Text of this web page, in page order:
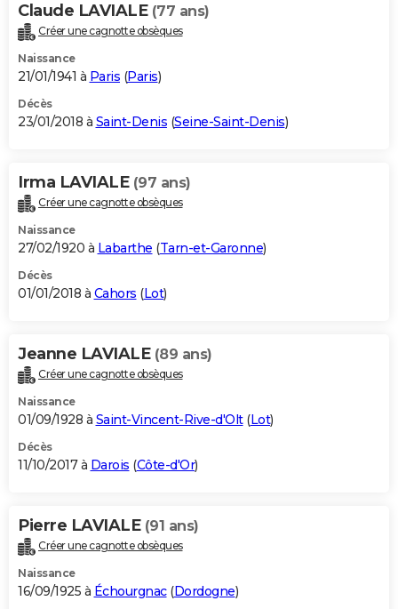
Claude LAVIALE (77 ans)
Créer une cagnotte obsèques
Naissance
21/01/1941 à Paris (Paris)
Décès
23/01/2018 à Saint-Denis (Seine-Saint-Denis)
Irma LAVIALE (97 ans)
Créer une cagnotte obsèques
Naissance
27/02/1920 à Labarthe (Tarn-et-Garonne)
Décès
01/01/2018 à Cahors (Lot)
Jeanne LAVIALE (89 ans)
Créer une cagnotte obsèques
Naissance
01/09/1928 à Saint-Vincent-Rive-d'Olt(Lot)
Décès
11/10/2017 à Darois (Côte-d'Or)
Pierre LAVIALE (91 ans)
Créer une cagnotte obsèques
Naissance
16/09/1925 à Échourgnac(Dordogne)